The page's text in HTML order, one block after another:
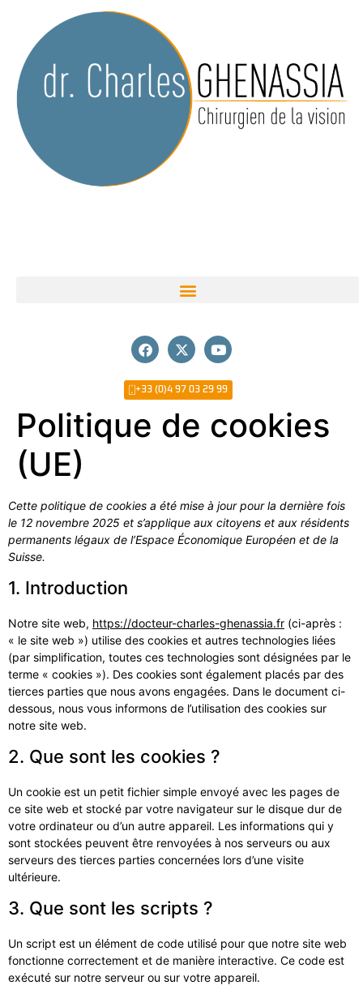
+33 (0)4 97 03 29 99
Politique de cookies
(UE)
Cette politique de cookies a été mise à jour pour la dernière fois
le 12 novembre 2025 et s’applique aux citoyens et aux résidents
permanents légaux de l’Espace Économique Européen et de la
Suisse.
1. Introduction
Notre site web, https://docteur-charles-ghenassia.fr (ci-après :
« le site web ») utilise des cookies et autres technologies liées
(par simplification, toutes ces technologies sont désignées par le
terme « cookies »). Des cookies sont également placés par des
tierces parties que nous avons engagées. Dans le document ci-
dessous, nous vous informons de l’utilisation des cookies sur
notre site web.
2. Que sont les cookies ?
Un cookie est un petit fichier simple envoyé avec les pages de
ce site web et stocké par votre navigateur sur le disque dur de
votre ordinateur ou d’un autre appareil. Les informations qui y
sont stockées peuvent être renvoyées à nos serveurs ou aux
serveurs des tierces parties concernées lors d’une visite
ultérieure.
3. Que sont les scripts ?
Un script est un élément de code utilisé pour que notre site web
fonctionne correctement et de manière interactive. Ce code est
exécuté sur notre serveur ou sur votre appareil.